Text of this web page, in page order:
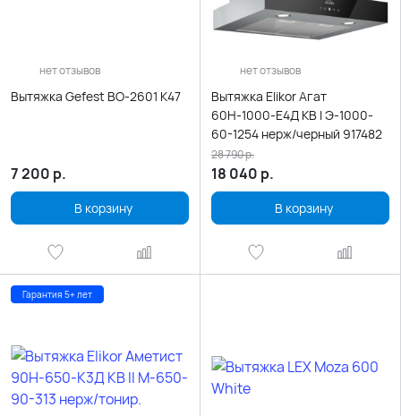
нет отзывов
Вытяжка Gefest ВО-2601 К47
7 200 р.
В корзину
нет отзывов
Вытяжка Elikor Агат
60Н-1000-Е4Д КВ I Э-1000-
60-1254 нерж/черный 917482
18 040 р.
28 790р.
В корзину
Гарантия 5+ лет